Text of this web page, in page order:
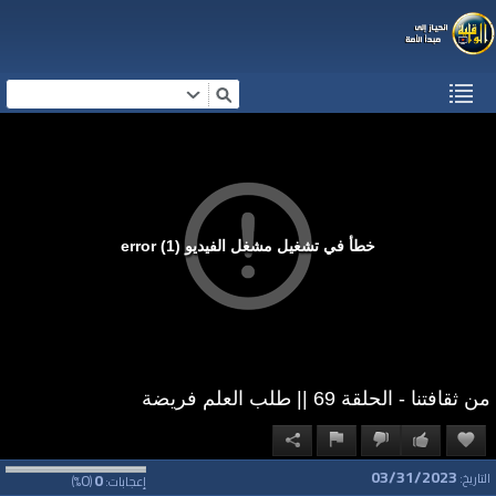
خطأ في تشغيل مشغل الفيديو (1) error
من ثقافتنا - الحلقة 69 || طلب العلم فريضة
إعجابات:0
(
0
%) التاريخ: 03/31/2023